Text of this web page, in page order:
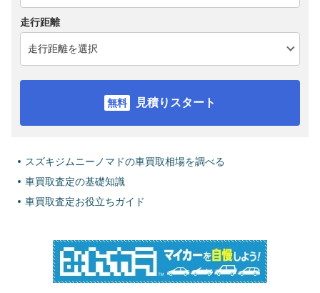
走行距離
見積りスタート
スズキジムニーノマドの車買取相場を調べる
車買取査定の基礎知識
車買取査定お役立ちガイド